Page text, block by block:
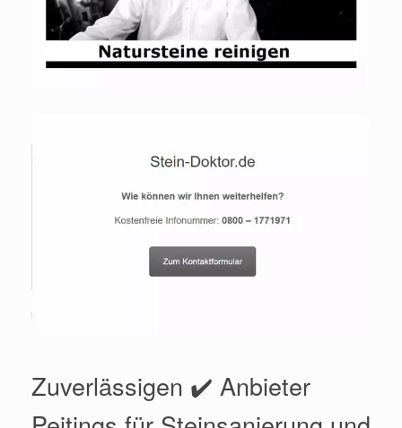
Zuverlässigen ✔️ Anbieter